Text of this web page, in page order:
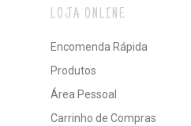
LOJA ONLINE
Encomenda Rápida
Produtos
Área Pessoal
Carrinho de Compras